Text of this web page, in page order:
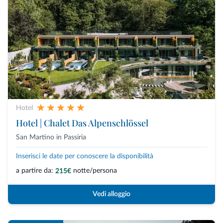
Hotel
Hotel | Chalet Das Alpenschlössel
San Martino in Passiria
Inserisci le date per conoscere la disponibilità
a partire da: 215€ notte/persona
Vedi alloggio